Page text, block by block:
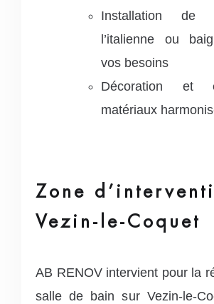
Installation de
l’italienne ou
vos besoins
Décoration et
matériaux
Zone
Vezin-le-Coquet
AB RENOV intervient pour la
salle de bain sur Vezin-le-